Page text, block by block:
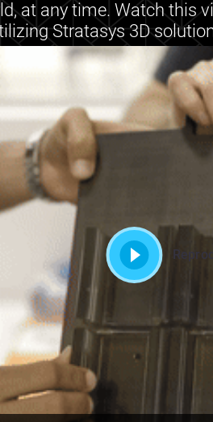
at any time. Watch this
Stratasys 3D